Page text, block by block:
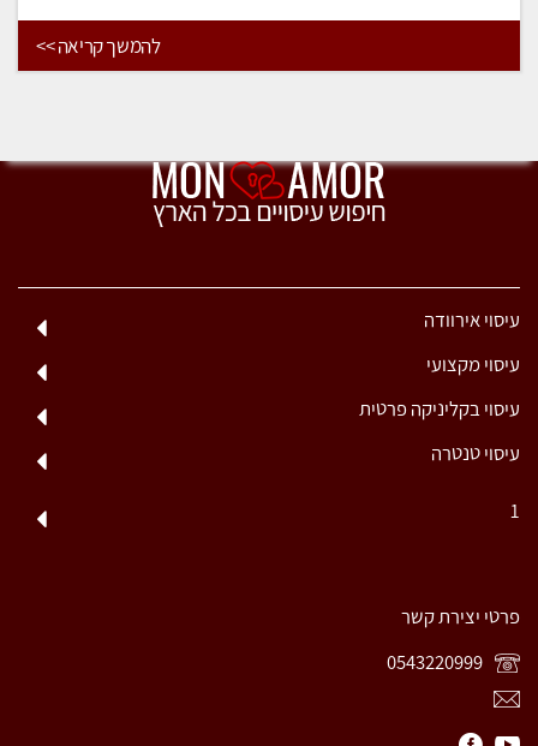
להמשך קריאה >>
עיסוי אירוודה
עיסוי מקצועי
עיסוי בקליניקה פרטית
עיסוי טנטרה
1
פרטי יצירת קשר